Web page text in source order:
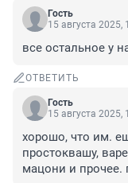
Гость
15 августа 2025,
все остальное у
ОТВЕТИТЬ
Гость
15 августа 2025,
хорошо, что им.
простоквашу,
мацони и прочее.